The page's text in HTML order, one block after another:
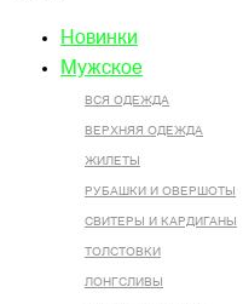
Новинки
Мужское
ВСЯ ОДЕЖДА
ВЕРХНЯЯ ОДЕЖДА
ЖИЛЕТЫ
РУБАШКИ И ОВЕРШОТЫ
СВИТЕРЫ И КАРДИГАНЫ
ТОЛСТОВКИ
ЛОНГСЛИВЫ